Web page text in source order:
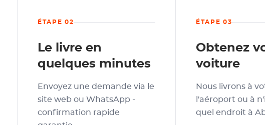
ÉTAPE 02
Le livre en
quelques minutes
Envoyez une demande via le
site web ou WhatsApp -
confirmation rapide
ÉTAPE 03
Obtenez
voiture
Nous livrons à
l'aéroport ou à
quel endroit à